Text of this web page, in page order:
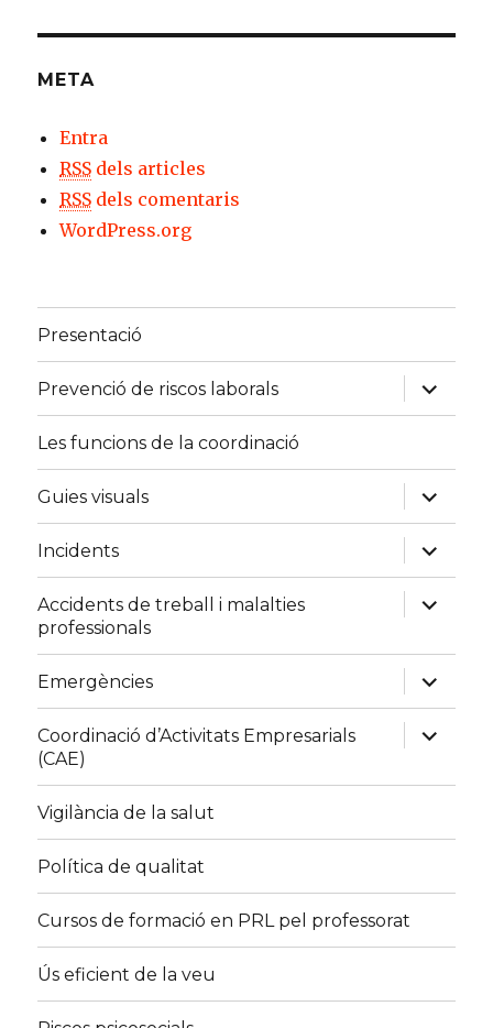
META
Entra
RSS dels articles
RSS dels comentaris
WordPress.org
Presentació
Prevenció de riscos laborals
expand
child
menu
Les funcions de la coordinació
Guies visuals
expand
child
menu
Incidents
expand
child
menu
Accidents de treball i malalties
professionals
expand
child
Emergències
expand
child
menu
Coordinació d’Activitats Empresarials
(CAE)
expand
child
Vigilància de la salut
Política de qualitat
Cursos de formació en PRL pel professorat
Ús eficient de la veu